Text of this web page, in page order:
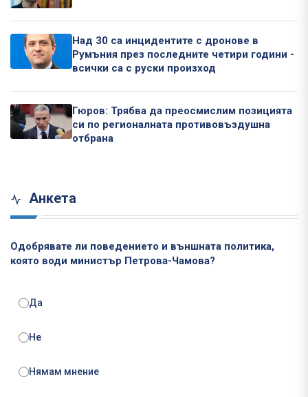
Над 30 са инцидентите с дронове в
Румъния през последните четири години -
всички са с руски произход
Гюров: Трябва да преосмислим позицията
си по регионалната противовъздушна
отбрана
Анкета
Одобрявате ли поведението и външната политика,
която води министър Петрова-Чамова?
Да
Не
Нямам мнение